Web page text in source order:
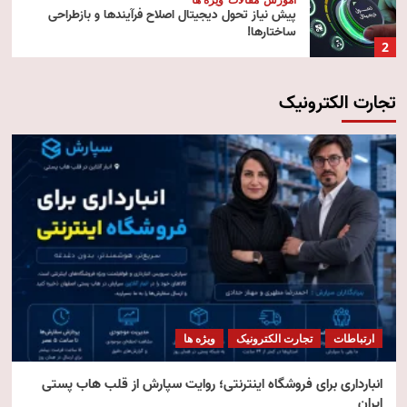
2
پیش‌ نیاز تحول دیجیتال اصلاح فرآیندها و بازطراحی
ساختارها!
3
آموزش
4
تکنولوژی مقالات ویژه ها
هوش مصنوعی استنتاجی
5
امنیت مقالات ویژه ها
امنیت فناوری اطلاعات
تجارت الکترونیک
ارتباطات تجارت الکترونیک ویژه ها
انبارداری برای فروشگاه اینترنتی؛ روایت سپارش از قلب هاب پستی